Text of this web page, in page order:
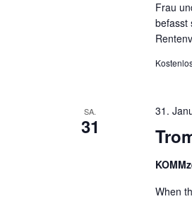
Frau
befasst
SA.
31
31.
When